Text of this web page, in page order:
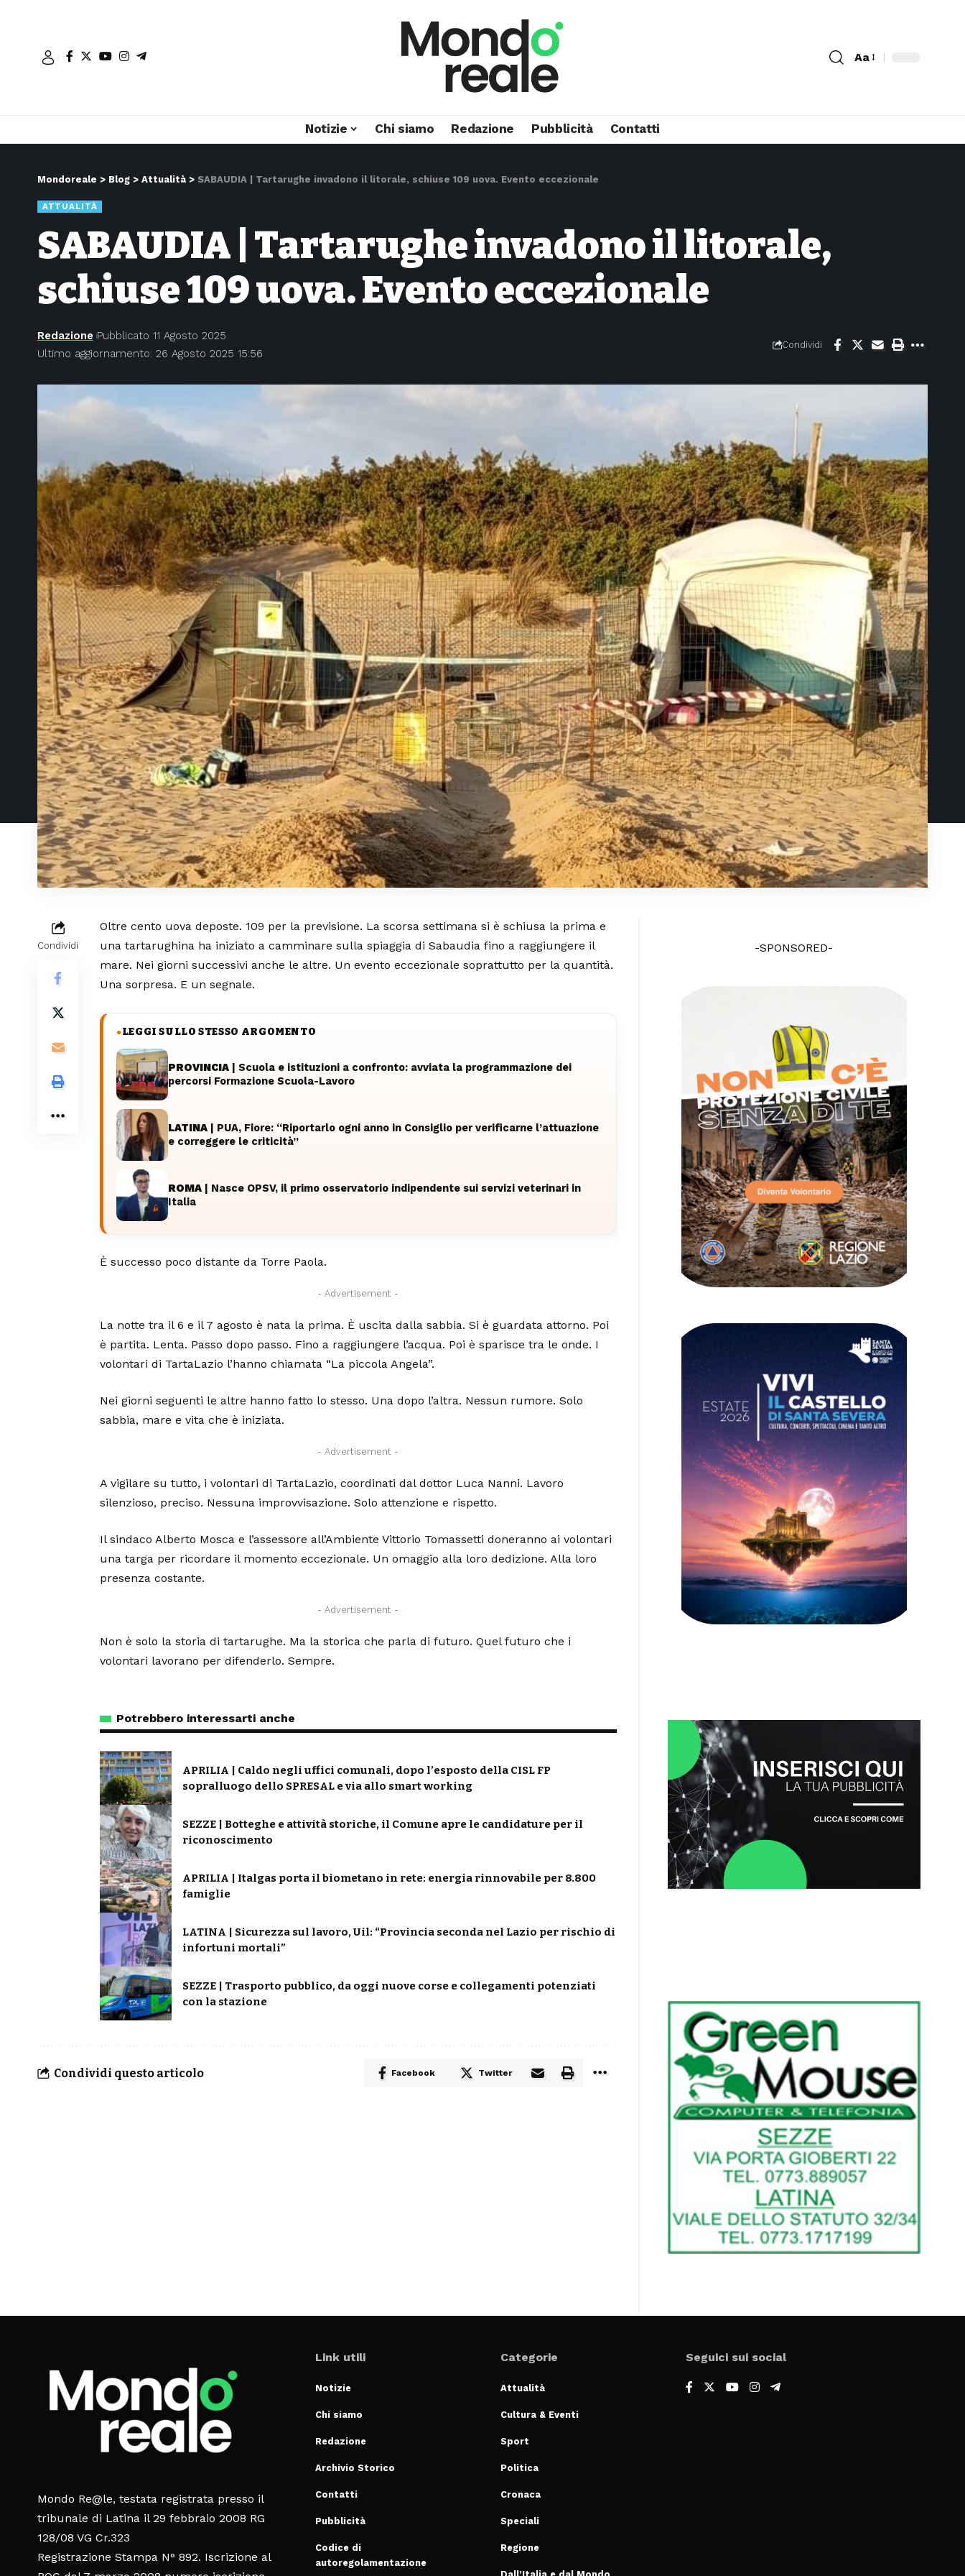
Aa
Notizie Chi siamo Redazione Pubblicità Contatti
Mondoreale > Blog > Attualità > SABAUDIA | Tartarughe invadono il litorale, schiuse 109 uova. Evento eccezionale
ATTUALITÀ
SABAUDIA | Tartarughe invadono il litorale,
schiuse 109 uova. Evento eccezionale
Ultimo aggiornamento: 26 Agosto 2025 15:56
Redazione Pubblicato 11 Agosto 2025
Condividi
Condividi
Oltre cento uova deposte. 109 per la previsione. La scorsa settimana si è schiusa la prima e
una tartarughina ha iniziato a camminare sulla spiaggia di Sabaudia fino a raggiungere il
mare. Nei giorni successivi anche le altre. Un evento eccezionale soprattutto per la quantità.
Una sorpresa. E un segnale.
●LEGGI SULLO STESSO ARGOMENTO
PROVINCIA | Scuola e istituzioni a confronto: avviata la programmazione dei
percorsi Formazione Scuola-Lavoro
LATINA | PUA, Fiore: “Riportarlo ogni anno in Consiglio per verificarne l’attuazione
e correggere le criticità”
ROMA | Nasce OPSV, il primo osservatorio indipendente sui servizi veterinari in
Italia
È successo poco distante da Torre Paola.
- Advertisement -
La notte tra il 6 e il 7 agosto è nata la prima. È uscita dalla sabbia. Si è guardata attorno. Poi
è partita. Lenta. Passo dopo passo. Fino a raggiungere l’acqua. Poi è sparisce tra le onde. I
volontari di TartaLazio l’hanno chiamata “La piccola Angela”.
Nei giorni seguenti le altre hanno fatto lo stesso. Una dopo l’altra. Nessun rumore. Solo
sabbia, mare e vita che è iniziata.
- Advertisement -
A vigilare su tutto, i volontari di TartaLazio, coordinati dal dottor Luca Nanni. Lavoro
silenzioso, preciso. Nessuna improvvisazione. Solo attenzione e rispetto.
Il sindaco Alberto Mosca e l’assessore all’Ambiente Vittorio Tomassetti doneranno ai volontari
una targa per ricordare il momento eccezionale. Un omaggio alla loro dedizione. Alla loro
presenza costante.
- Advertisement -
Non è solo la storia di tartarughe. Ma la storica che parla di futuro. Quel futuro che i
volontari lavorano per difenderlo. Sempre.
Potrebbero interessarti anche
APRILIA | Caldo negli uffici comunali, dopo l’esposto della CISL FP
sopralluogo dello SPRESAL e via allo smart working
SEZZE | Botteghe e attività storiche, il Comune apre le candidature per il
riconoscimento
APRILIA | Italgas porta il biometano in rete: energia rinnovabile per 8.800
famiglie
LATINA | Sicurezza sul lavoro, Uil: “Provincia seconda nel Lazio per rischio di
infortuni mortali”
SEZZE | Trasporto pubblico, da oggi nuove corse e collegamenti potenziati
con la stazione
Condividi questo articolo Facebook Twitter
-SPONSORED-
Mondo Re@le, testata registrata presso il
tribunale di Latina il 29 febbraio 2008 RG
128/08 VG Cr.323
Registrazione Stampa N° 892. Iscrizione al
Link utili
Notizie
Chi siamo
Redazione
Archivio Storico
Contatti
Pubblicità
Codice di
autoregolamentazione
Categorie
Attualità
Cultura & Eventi
Sport
Politica
Cronaca
Speciali
Regione
Seguici sui social